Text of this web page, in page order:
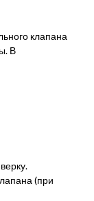
клапана
В
(при